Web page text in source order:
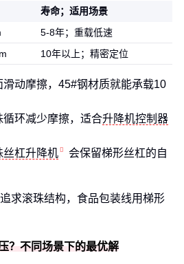
寿命；适用场景
5-8年；重载低速
10年以上；精密定位
滑动摩擦，45#钢材质就能承载10
循环减少摩擦，适合升降机控制器
丝杠升降机
会保留梯形丝杠的自
求滚珠结构，食品包装线用梯形
？不同场景下的最优解